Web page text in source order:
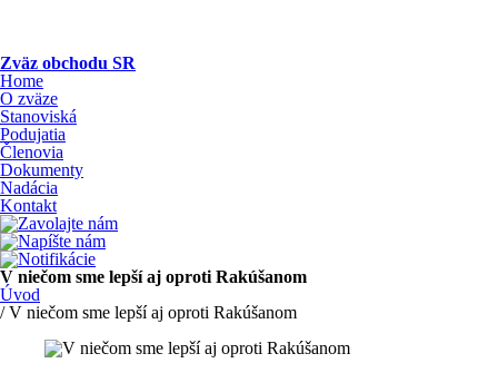
Zväz obchodu SR
Home
O zväze
Stanoviská
Podujatia
Členovia
Dokumenty
Nadácia
Kontakt
V niečom sme lepší aj oproti Rakúšanom
Úvod
/ V niečom sme lepší aj oproti Rakúšanom